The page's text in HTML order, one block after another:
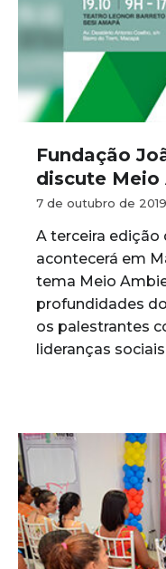
Fundação
discute Meio
7 de outubro de 2019
A terceira edição
acontecerá em
tema Meio
profundidades
os palestrantes
lideranças